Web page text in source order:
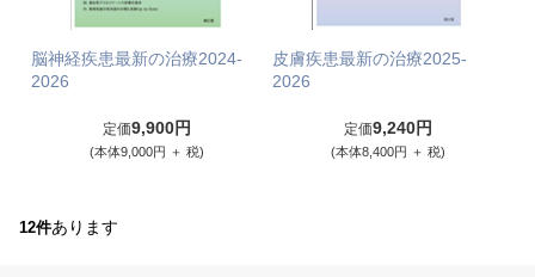
脳神経疾患最新の治療2024-
2026
定価9,900円
(本体9,000円 ＋ 税)
皮膚疾患最新の治療2025-
2026
定価9,240円
(本体8,400円 ＋ 税)
12件あります